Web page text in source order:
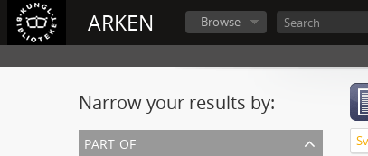
ARKEN Browse
Narrow your results by:
part of